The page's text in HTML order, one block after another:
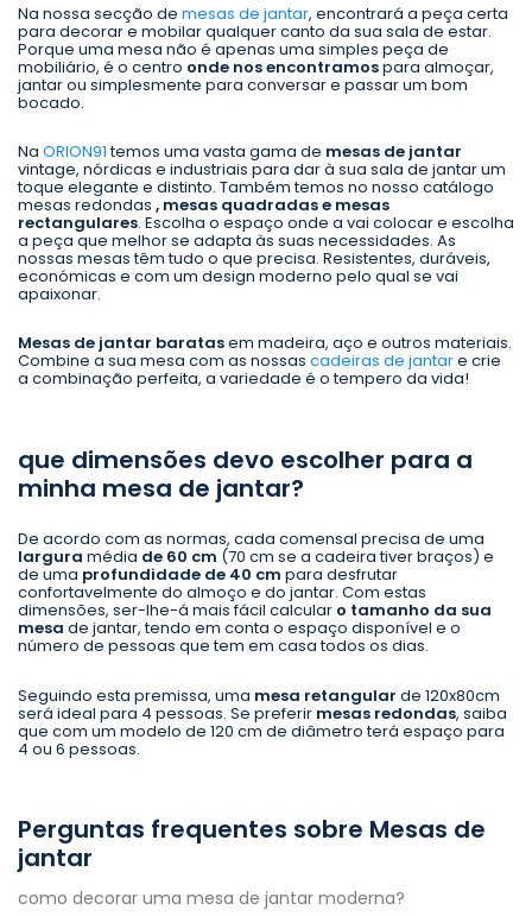
Na nossa secção de mesas de jantar, encontrará a peça certa
para decorar e mobilar qualquer canto da sua sala de estar.
Porque uma mesa não é apenas uma simples peça de
mobiliário, é o centro onde nos encontramospara almoçar,
jantar ou simplesmente para conversar e passar um bom
bocado.
Na ORION91temos uma vasta gama de mesas de jantar
vintage, nórdicas e industriais para dar à sua sala de jantar um
toque elegante e distinto. Também temos no nosso catálogo
mesas redondas , mesas quadradas e mesas
rectangulares. Escolha o espaço onde a vai colocar e escolha
a peça que melhor se adapta às suas necessidades. As
nossas mesas têm tudo o que precisa. Resistentes, duráveis,
económicas e com um design moderno pelo qual se vai
apaixonar.
Mesas de jantar baratasem madeira, aço e outros materiais.
Combine a sua mesa com as nossas cadeiras de jantare crie
a combinação perfeita, a variedade é o tempero da vida!
que dimensões devo escolher para a
minha mesa de jantar?
De acordo com as normas, cada comensal precisa de uma
largura média de 60 cm (70 cm se a cadeira tiver braços) e
de uma profundidade de 40 cm para desfrutar
confortavelmente do almoço e do jantar. Com estas
dimensões, ser-lhe-á mais fácil calcular o tamanho da sua
mesa de jantar, tendo em conta o espaço disponível e o
número de pessoas que tem em casa todos os dias.
Seguindo esta premissa, uma mesa retangular de 120x80cm
será ideal para 4 pessoas. Se preferir mesas redondas, saiba
que com um modelo de 120 cm de diâmetro terá espaço para
4 ou 6 pessoas.
Perguntas frequentes sobre Mesas de
jantar
como decorar uma mesa de jantar moderna?